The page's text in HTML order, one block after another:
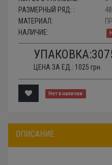
РАЗМЕРНЫЙ РЯД: :
МАТЕРИАЛ:
НАЛИЧИЕ:
УПАКОВКА:
ЦЕНА ЗА ЕД.: 1025 грн.
Нет в наличии
ОПИСАНИЕ